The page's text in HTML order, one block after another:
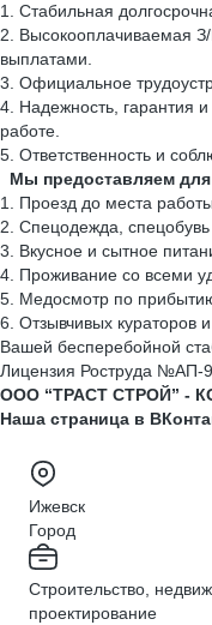
1. Стабильная
2. Высокооплачиваемая
выплатами.
3. Официальное
4. Надежность, гарантия
работе.
5. Ответственность и
Мы предоставляем
1. Проезд до места
2. Спецодежда,
3. Вкусное и сытное
4. Проживание со всеми
5. Медосмотр по
6. Отзывчивых кураторов
Вашей бесперебойной
Лицензия Роструда №АП-
ООО “ТРАСТ СТРОЙ” -
Наша страница в
Ижевск
Город
Строительство,
проектирование